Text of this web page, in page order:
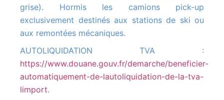
grise). Hormis les camions pick-up
exclusivement destinés aux stations de ski ou
aux remontées mécaniques.
AUTOLIQUIDATION TVA :
https://www.douane.gouv.fr/demarche/beneficier-
automatiquement-de-lautoliquidation-de-la-tva-
limport.